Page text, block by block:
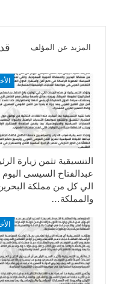
المزيد عن المؤلف
التنسيقية تثمن زيارة
عبدالفتاح السيسى اليوم
الي كل من مملكة
والمملكة…